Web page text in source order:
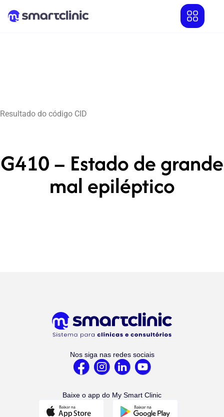
Resultado do código CID
G410 – Estado de grande
mal epiléptico
Nos siga nas redes sociais
Baixe o app do My Smart Clinic